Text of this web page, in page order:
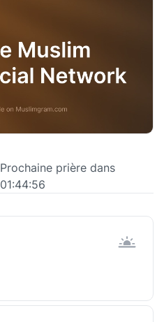
Prochaine prière dans
01:44:55